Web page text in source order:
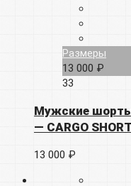
Размеры
13 000 ₽
33
Мужские шорты
— CARGO
13 000 ₽